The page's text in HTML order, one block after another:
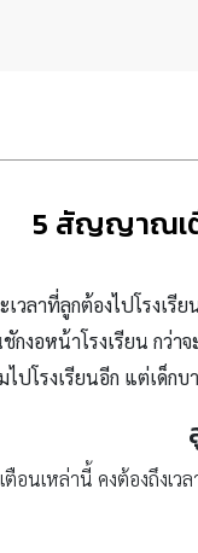
5 สัญญาณเตื
วลาที่ลูกต้องไปโรงเ
กงอหน้าโรงเรียน กว่
ปโรงเรียนอีก แต่เด็กบ
นเหล่านี้ คงต้องถึงเว